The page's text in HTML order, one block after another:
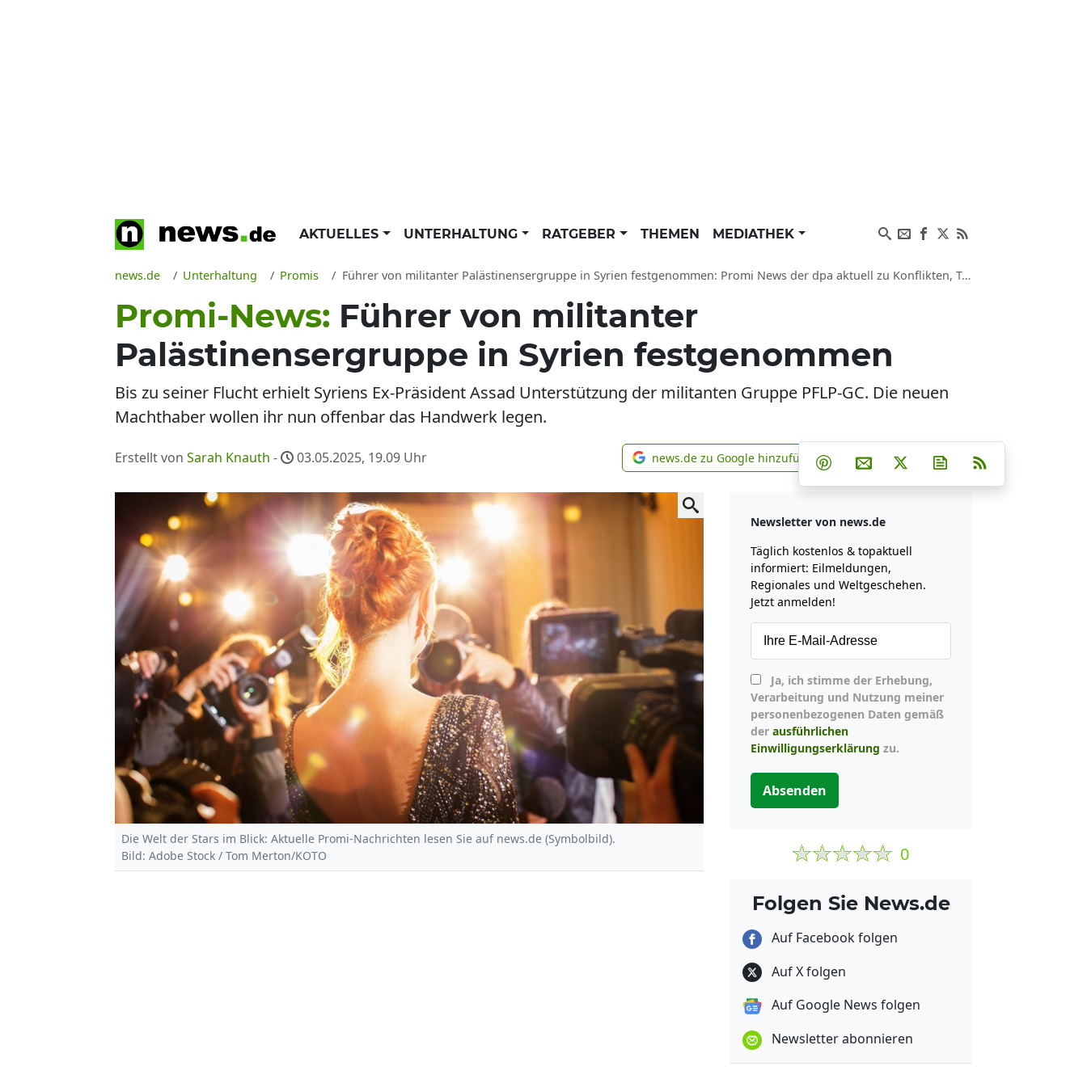
AKTUELLES UNTERHALTUNG RATGEBER THEMEN MEDIATHEK
news.de Unterhaltung Promis Führer von militanter Palästinensergruppe in Syrien festgenommen: Promi News der dpa aktuell zu Konflikten, Terrorismus und Leuten
Promi-News: Führer von militanter
Palästinensergruppe in Syrien festgenommen
Bis zu seiner Flucht erhielt Syriens Ex-Präsident Assad Unterstützung der militanten Gruppe PFLP-GC. Die neuen
Machthaber wollen ihr nun offenbar das Handwerk legen.
Erstellt von Sarah Knauth - 03.05.2025, 19.09 Uhr news.de zu Google hinzufügen
news.de zu Google hinzufügen Teilen auf Facebook
Teilen auf Whatsapp
Teilen auf Telegram
Teilen auf Pinterest
Per E-Mail teilen
Post auf XNewsletter
Die Welt der Stars im Blick: Aktuelle Promi-Nachrichten lesen Sie auf news.de (Symbolbild).
Bild: Adobe Stock / Tom Merton/KOTO
Newsletter von news.de
Täglich kostenlos & topaktuell
informiert: Eilmeldungen,
Regionales und Weltgeschehen.
Jetzt anmelden!
Verarbeitung und Nutzung meiner
personenbezogenen Daten gemäß
der ausführlichen
Einwilligungserklärung zu.
Absenden
0
Folgen Sie News.de
Auf Facebook folgen
Auf X folgen
Auf Google News folgen
Newsletter abonnieren